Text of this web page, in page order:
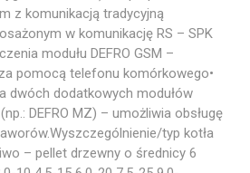
z komunikacją tradycyjną
w komunikację RS – SPK
modułu DEFRO GSM –
pomocą telefonu komórkowego•
dwóch dodatkowych modułów
DEFRO MZ) – umożliwia obsługę
typ kotła
– pellet drzewny o średnicy 6